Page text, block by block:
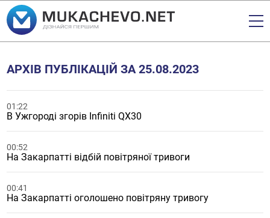
АРХІВ ПУБЛІКАЦІЙ ЗА 25.08.2023
01:22
В Ужгороді згорів Infiniti QX30
00:52
На Закарпатті відбій повітряної тривоги
00:41
На Закарпатті оголошено повітряну тривогу